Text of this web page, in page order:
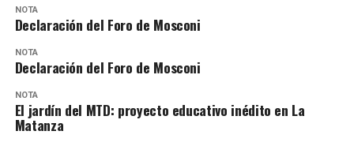
NOTA
Declaración del Foro de Mosconi
NOTA
Declaración del Foro de Mosconi
NOTA
El jardín del MTD: proyecto educativo inédito en La
Matanza